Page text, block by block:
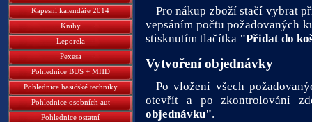
Kapesní kalendáře 2014
Knihy
Leporela
Pexesa
Pohlednice BUS + MHD
Pohlednice hasičské techniky
Pohlednice osobních aut
Pohlednice ostatní
Pro nákup zboží stačí vybrat
vepsáním počtu požadovaných
stisknutím tlačítka "Přidat do
Vytvoření objednávky
Po vložení všech
otevřít a po zkontrolování
objednávku".